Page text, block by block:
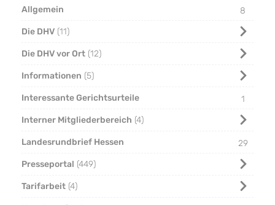
Allgemein
8
Die DHV 11
Die DHV vor Ort 12
Informationen 5
Interessante Gerichtsurteile
1
Interner Mitgliederbereich 4
Landesrundbrief Hessen
29
Presseportal 449
Tarifarbeit 4